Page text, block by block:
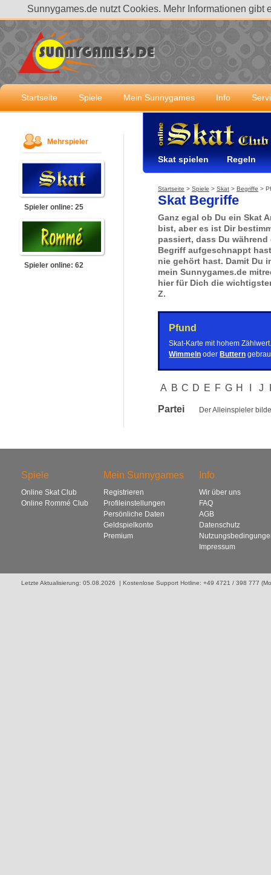
Sunnygames.de nutzt Cookies. Mehr Informationen gibt
Startseite Spiele Mein Sunnygames Info
Mehrspieler
Spieler online: 25
Spieler online: 62
Skat spielen Regeln
Startseite > Spiele > Skat > Begriffe >
Skat Begriffe
Ganz egal ob Du ein Skat
bist, aber es ist Dir
passiert, dass Du
Begriff aufgeschnappt
nie gehört hast. Damit Du
mein Sunnygames.de
hier für Dich die
Z.
Pfund
Skat-Karte mit hohem
Wimmeln oder Buttern
A B C D E F G H J
Partei Der Alleinspieler
Spiele
Online Skat Club
Online Rommé Club
Mein Sunnygames
Registrieren
Profileinstellungen
Persönliche Daten
Geldspielkonto
Premium
Info
Wir über uns
FAQ
AGB
Datenschutz
Impressum
Letzte Aktualisierung: 05.08.2026 | Kostenlose Support Hotline: +49 4721 / 398 777